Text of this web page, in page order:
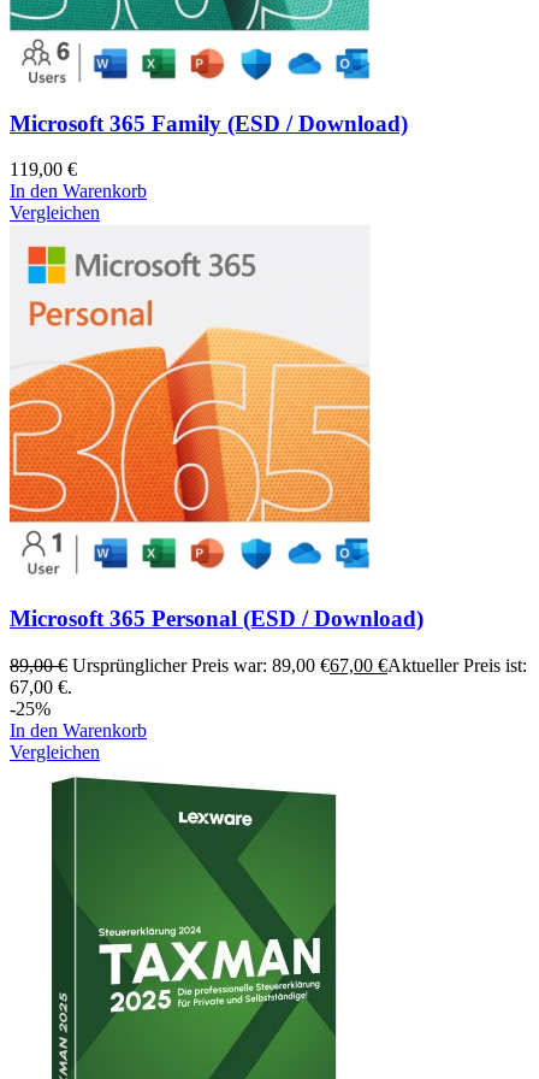
Microsoft 365 Family (ESD / Download)
119,00 €
In den Warenkorb
Vergleichen
Microsoft 365 Personal (ESD / Download)
89,00€ Ursprünglicher Preis war: 89,00 €67,00 €Aktueller Preis ist:
67,00 €.
-25%
In den Warenkorb
Vergleichen